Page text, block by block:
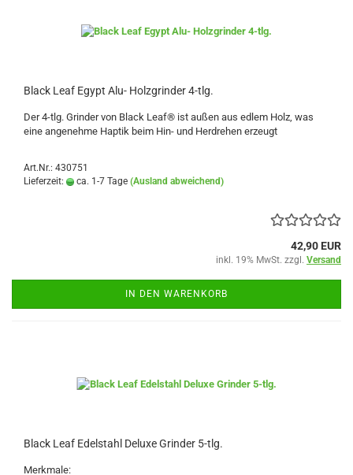
Black Leaf Egypt Alu- Holzgrinder 4-tlg.
Der 4-tlg. Grinder von Black Leaf® ist außen aus edlem Holz, was
eine angenehme Haptik beim Hin- und Herdrehen erzeugt
Art.Nr.: 430751
Lieferzeit:
ca. 1-7 Tage (Ausland abweichend)
42,90 EUR
inkl. 19% MwSt. zzgl. Versand
IN DEN WARENKORB
Black Leaf Edelstahl Deluxe Grinder 5-tlg.
Merkmale: